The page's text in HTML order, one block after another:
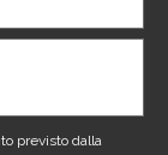
previsto dalla